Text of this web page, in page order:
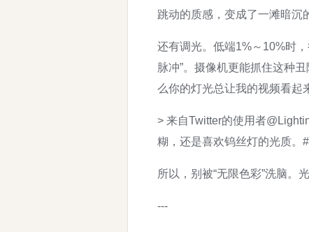
跳动的质感，变成了一滩暗沉
还有调光。低端1%～10%时
脉冲”。摄像机更能抓住这种
么你的灯光总让我的视频看起
> 来自Twitter的使用者
糊，还是喜欢钨丝灯的光质。
所以，别被“无限色彩”洗脑。
---